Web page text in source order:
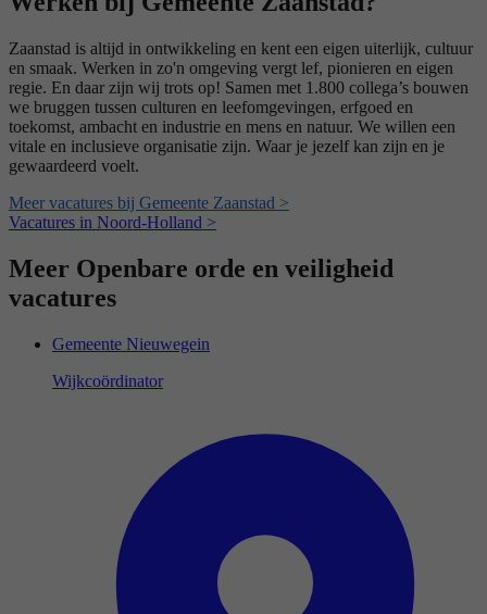
Zaanstad is altijd in ontwikkeling en kent een eigen uiterlijk, cultuur
en smaak. Werken in zo'n omgeving vergt lef, pionieren en eigen
regie. En daar zijn wij trots op! Samen met 1.800 collega’s bouwen
we bruggen tussen culturen en leefomgevingen, erfgoed en
toekomst, ambacht en industrie en mens en natuur. We willen een
vitale en inclusieve organisatie zijn. Waar je jezelf kan zijn en je
gewaardeerd voelt.
Meer vacatures bij Gemeente Zaanstad >
Vacatures in Noord-Holland >
Meer Openbare orde en veiligheid
vacatures
Gemeente Nieuwegein
Wijkcoördinator